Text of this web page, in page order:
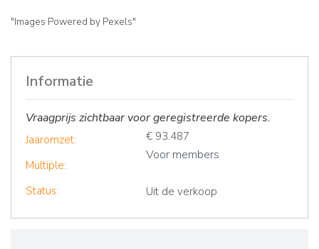
"Images Powered by Pexels"
Informatie
Vraagprijs zichtbaar voor geregistreerde kopers.
Jaaromzet: € 93.487
Multiple:
Voor members
Status: Uit de verkoop